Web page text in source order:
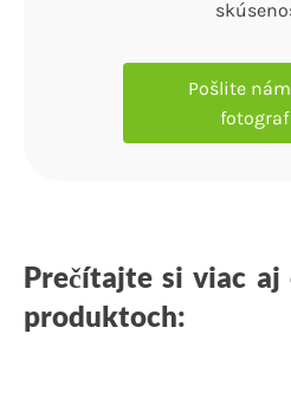
Pošlite
Prečítajte si viac aj
produktoch: